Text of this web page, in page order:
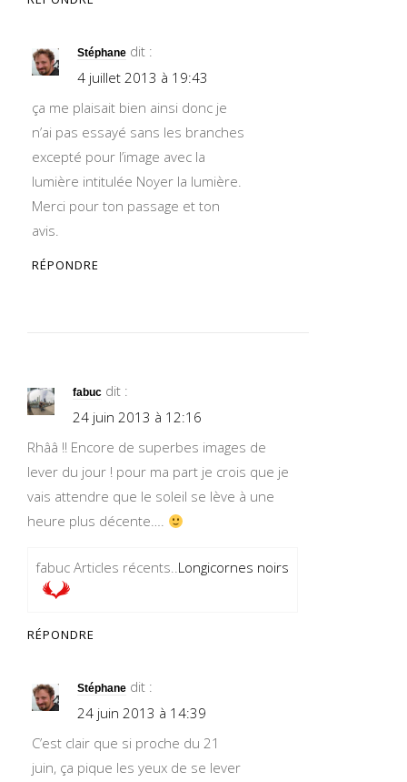
Stéphane dit :
4 juillet 2013 à 19:43
ça me plaisait bien ainsi donc je
n’ai pas essayé sans les branches
excepté pour l’image avec la
lumière intitulée Noyer la lumière.
Merci pour ton passage et ton
avis.
RÉPONDRE
fabuc dit :
24 juin 2013 à 12:16
Rhââ !! Encore de superbes images de
lever du jour ! pour ma part je crois que je
vais attendre que le soleil se lève à une
heure plus décente….
fabuc Articles récents..Longicornes noirs
RÉPONDRE
Stéphane dit :
24 juin 2013 à 14:39
C’est clair que si proche du 21
juin, ça pique les yeux de se lever